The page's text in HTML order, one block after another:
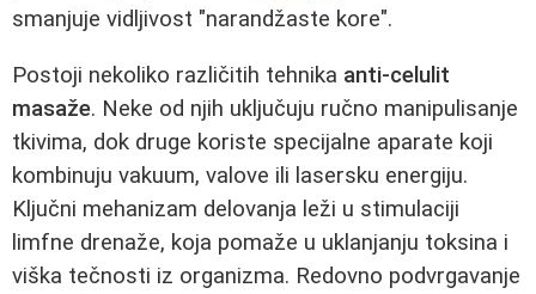
smanjuje vidljivost "narandžaste kore".
Postoji nekoliko različitih tehnika anti-celulit
masaže. Neke od njih uključuju ručno manipulisanje
tkivima, dok druge koriste specijalne aparate koji
kombinuju vakuum, valove ili lasersku energiju.
Ključni mehanizam delovanja leži u stimulaciji
limfne drenaže, koja pomaže u uklanjanju toksina i
viška tečnosti iz organizma. Redovno podvrgavanje